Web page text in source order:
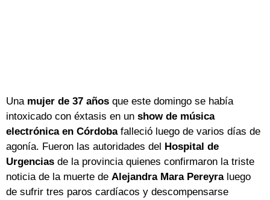
Unamujer de 37 años que este domingo se había
intoxicado con éxtasis en un show de música
electrónica en Córdoba falleció luego de varios días de
agonía. Fueron las autoridades del Hospital de
Urgencias de la provincia quienes confirmaron la triste
noticia de la muerte de Alejandra Mara Pereyraluego
de sufrir tres paros cardíacos y descompensarse